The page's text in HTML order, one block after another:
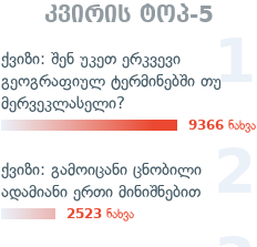
კვირის ტოპ-5
ქვიზი: შენ უკეთ ერკვევი
გეოგრაფიულ ტერმინებში თუ
მერვეკლასელი?
9366 ნახვა
ქვიზი: გამოიცანი ცნობილი
ადამიანი ერთი მინიშნებით
2523 ნახვა